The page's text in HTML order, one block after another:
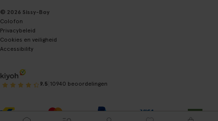
© 2026 Sissy-Boy
Colofon
Privacybeleid
Cookies en veiligheid
Accessibility
9.5 10940 beoordelingen